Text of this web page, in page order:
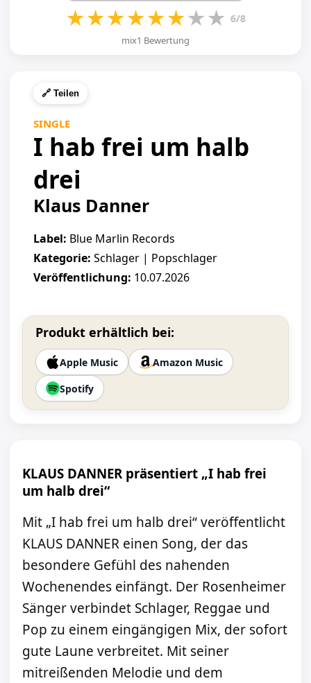
★★★★★★★★ 6/8
mix1 Bewertung
🔗 Teilen
SINGLE
I hab frei um halb
drei
Klaus Danner
Label: Blue Marlin Records
Kategorie: Schlager | Popschlager
Veröffentlichung: 10.07.2026
Produkt erhältlich bei:
Apple Music
Amazon Music
Spotify
KLAUS DANNER präsentiert „I hab frei
um halb drei“
Mit „I hab frei um halb drei“ veröffentlicht
KLAUS DANNER einen Song, der das
besondere Gefühl des nahenden
Wochenendes einfängt. Der Rosenheimer
Sänger verbindet Schlager, Reggae und
Pop zu einem eingängigen Mix, der sofort
gute Laune verbreitet. Mit seiner
mitreißenden Melodie und dem